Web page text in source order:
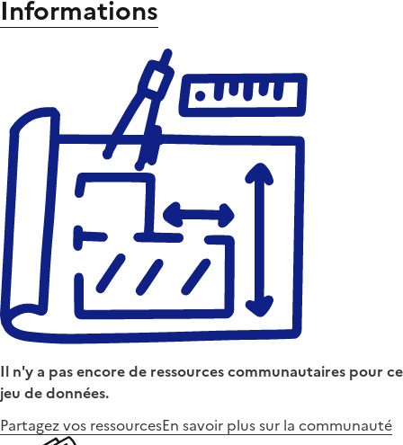
Informations
Il n'y a pas encore de ressources communautaires pour ce
jeu de données.
Partagez vos ressourcesEn savoir plus sur la communauté